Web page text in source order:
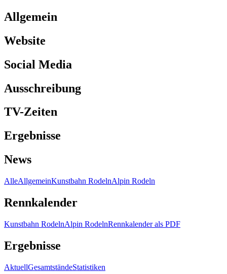
Allgemein
Website
Social Media
Ausschreibung
TV-Zeiten
Ergebnisse
News
AlleAllgemeinKunstbahn RodelnAlpin Rodeln
Rennkalender
Kunstbahn RodelnAlpin RodelnRennkalender als PDF
Ergebnisse
AktuellGesamtständeStatistiken